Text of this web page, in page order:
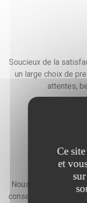
Soucieux de la
un large choix de
attentes,
Nous faisons preuve
conseiller, vous
Ce
et